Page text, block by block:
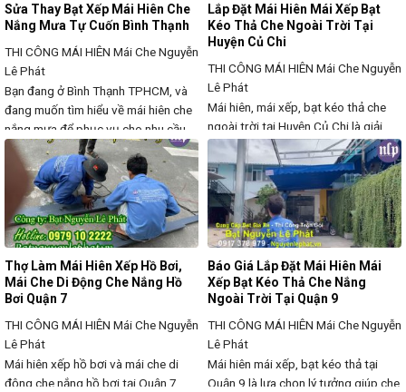
Sửa Thay Bạt Xếp Mái Hiên Che
Nắng Mưa Tự Cuốn Bình Thạnh
THI CÔNG MÁI HIÊN Mái Che Nguyễn
Lê Phát
Bạn đang ở Bình Thạnh TPHCM, và
đang muốn tìm hiểu về mái hiên che
nắng mưa để phục vụ cho nhu cầu
công việc của bạn/ hoặc bạn đang
muốn Sửa Thay Bạt Xếp Mái Hiên
Che Nắng Mưa Tự Cuốn Bình
Thạnh/. Vâng, với Công ty Mái Che
Nguyễn Lê Phát chuyên thiết kế
Lắp Đặt Mái Hiên Mái Xếp Bạt
Kéo Thả Che Ngoài Trời Tại
Huyện Củ Chi
THI CÔNG MÁI HIÊN Mái Che Nguyễn
Lê Phát
Mái hiên, mái xếp, bạt kéo thả che
ngoài trời tại Huyện Củ Chi là giải
pháp tối ưu giúp bảo vệ không gian
khỏi tác động của thời tiết, tăng tính
thẩm mỹ và nâng cao tiện ích cho
nhà ở, quán cà phê, nhà hàng, khu
vui chơi ngoài trời. Với thiết kế
Thợ Làm Mái Hiên Xếp Hồ Bơi,
Mái Che Di Động Che Nắng Hồ
Bơi Quận 7
THI CÔNG MÁI HIÊN Mái Che Nguyễn
Lê Phát
Mái hiên xếp hồ bơi và mái che di
động che nắng hồ bơi tại Quận 7
Báo Giá Lắp Đặt Mái Hiên Mái
Xếp Bạt Kéo Thả Che Nắng
Ngoài Trời Tại Quận 9
THI CÔNG MÁI HIÊN Mái Che Nguyễn
Lê Phát
Mái hiên mái xếp, bạt kéo thả tại
Quận 9 là lựa chọn lý tưởng giúp che